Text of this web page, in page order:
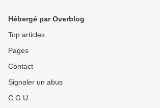
Hébergé par Overblog
Top articles
Pages
Contact
Signaler un abus
C.G.U.